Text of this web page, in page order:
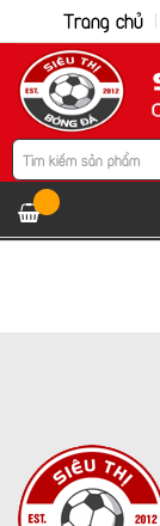
Trang chủ